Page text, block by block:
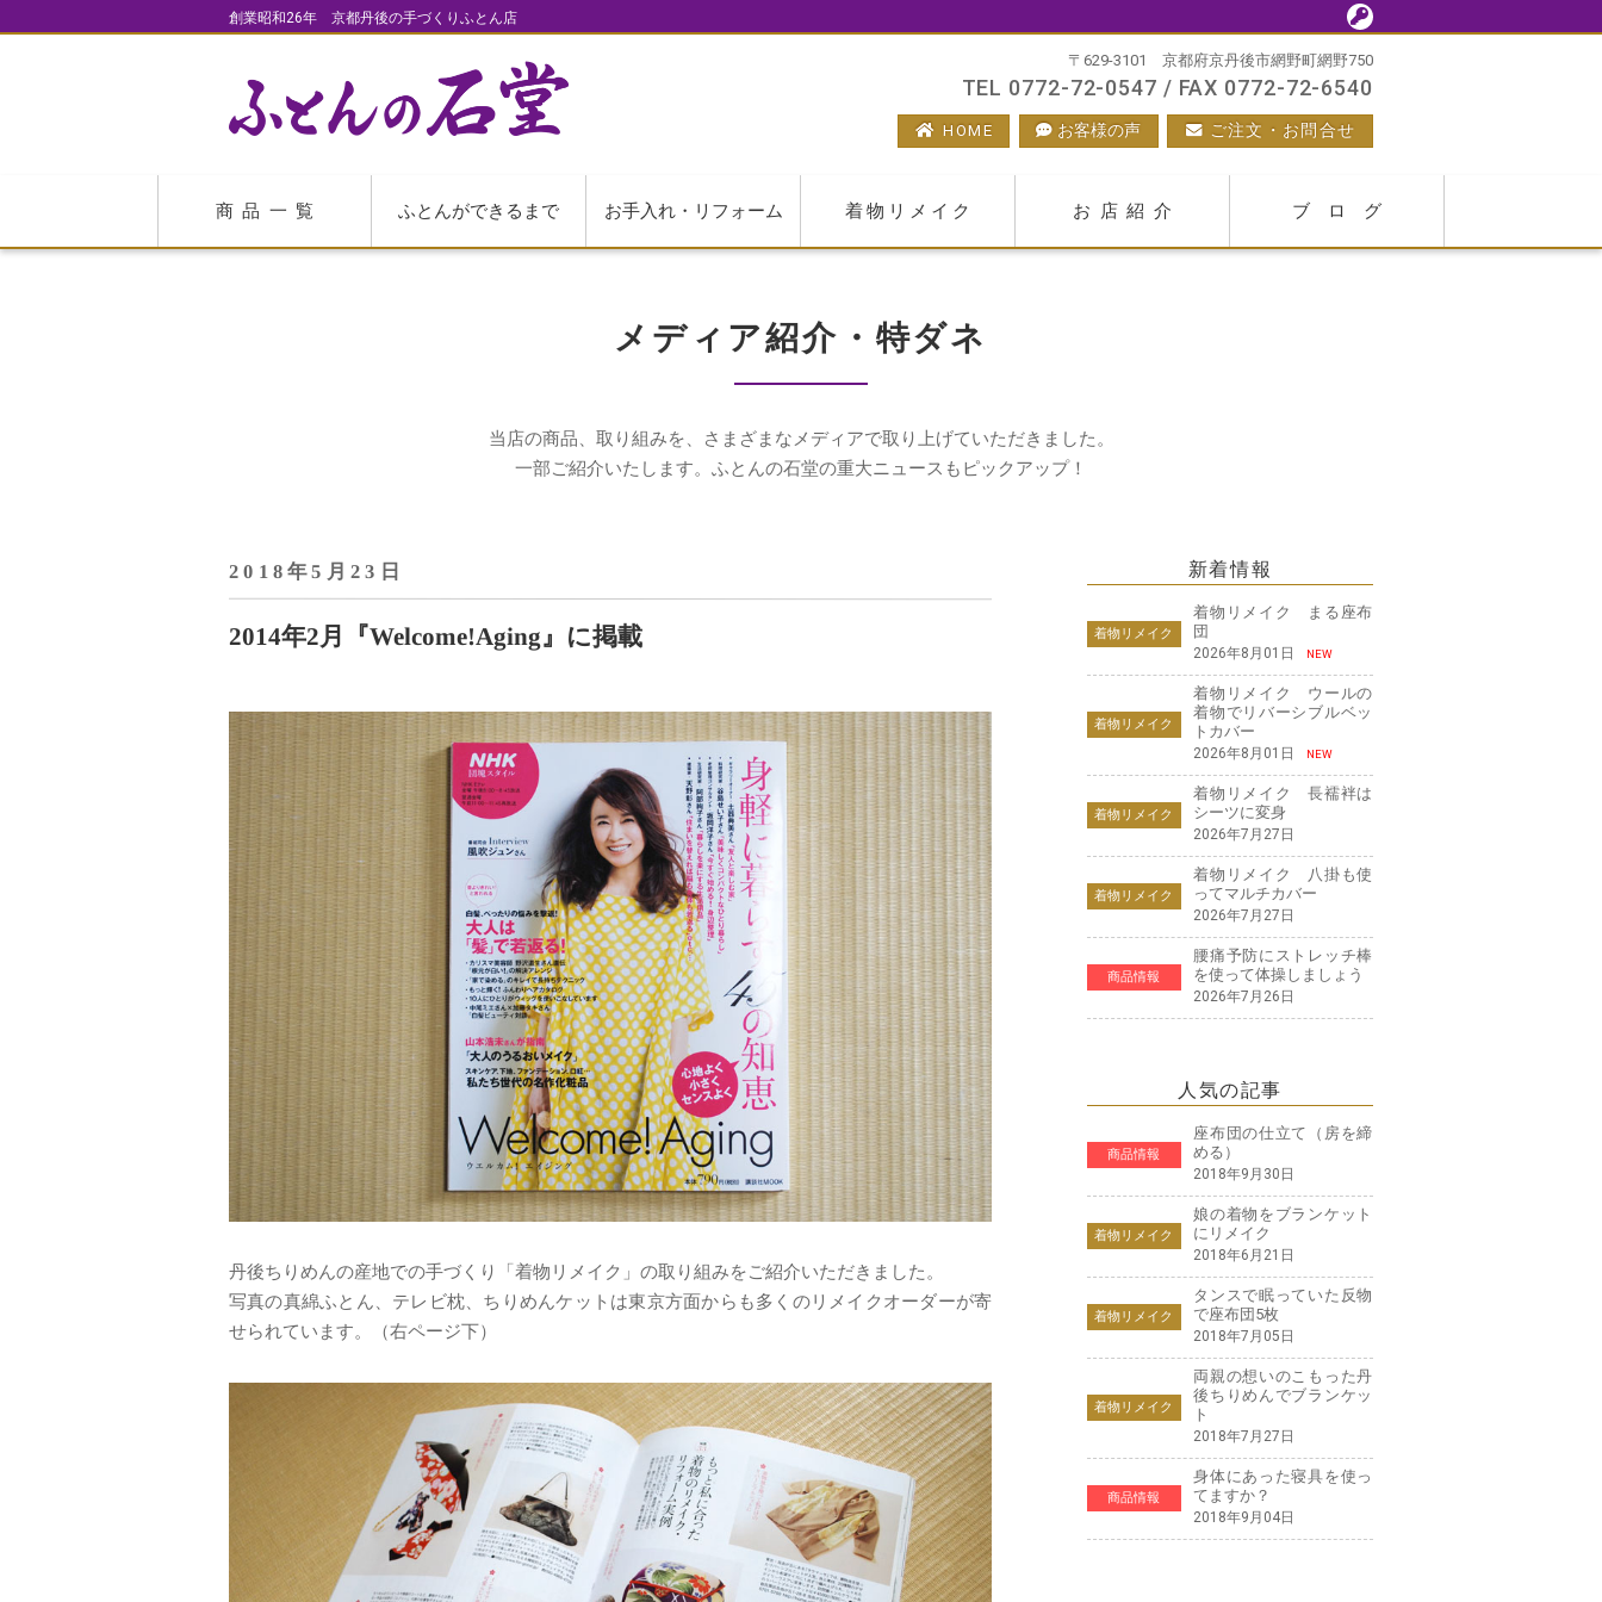
創業昭和26年 京都丹後の手づくりふとん店
〒629-3101 京都府京丹後市網野町網野750
TEL 0772-72-0547 / FAX 0772-72-6540
HOME お客様の声 ご注文・お問合せ
商品一覧 ふとんができるまで お手入れ・リフォーム 着物リメイク お店紹介 ブログ
メディア紹介・特ダネ
当店の商品、取り組みを、さまざまなメディアで取り上げていただきました。
一部ご紹介いたします。ふとんの石堂の重大ニュースもピックアップ！
2018年5月23日
2014年2月『Welcome!Aging』に掲載
丹後ちりめんの産地での手づくり「着物リメイク」の取り組みをご紹介いただきました。
写真の真綿ふとん、テレビ枕、ちりめんケットは東京方面からも多くのリメイクオーダーが寄
せられています。（右ページ下）
新着情報
着物リメイク
着物リメイク まる座布
団
2026年8月01日 NEW
着物リメイク
着物リメイク ウールの
着物でリバーシブルベッ
トカバー
2026年8月01日 NEW
着物リメイク
着物リメイク 長襦袢は
シーツに変身
2026年7月27日
着物リメイク
着物リメイク 八掛も使
ってマルチカバー
2026年7月27日
商品情報
腰痛予防にストレッチ棒
を使って体操しましょう
2026年7月26日
人気の記事
商品情報
座布団の仕立て（房を締
める）
2018年9月30日
着物リメイク
娘の着物をブランケット
にリメイク
2018年6月21日
着物リメイク
タンスで眠っていた反物
で座布団5枚
2018年7月05日
着物リメイク
両親の想いのこもった丹
後ちりめんでブランケッ
ト
2018年7月27日
商品情報
身体にあった寝具を使っ
てますか？
2018年9月04日